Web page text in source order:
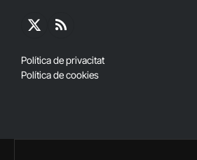
X
RSS
Política de privacitat
Política de cookies